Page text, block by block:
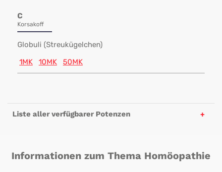
C
Korsakoff
Globuli (Streukügelchen)
1MK
10MK 50MK
Liste aller verfügbarer Potenzen
Informationen zum Thema Homöopathie